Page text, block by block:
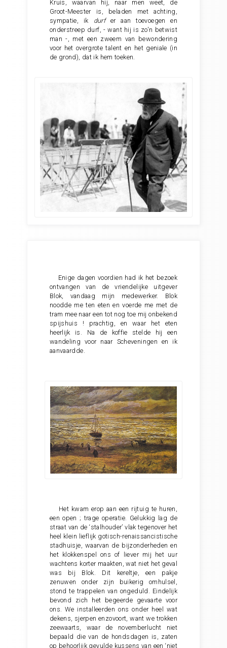
Kruis, waarvan hij, naar men weet, de
Groot-Meester is, beladen met achting,
sympatie, ik durfer aan toevoegen en
onderstreep durf, - want hij is zo'n betwist
man -, met een zweem van bewondering
voor het overgrote talent en het geniale (in
de grond), dat ik hem toeken.
Enige dagen voordien had ik het bezoek
ontvangen van de vriendelijke uitgever
Blok, vandaag mijn medewerker. Blok
noodde me ten eten en voerde me met de
tram mee naar een tot nog toe mij onbekend
spijshuis ! prachtig, en waar het eten
heerlijk is. Na de koffie stelde hij een
wandeling voor naar Scheveningen en ik
aanvaardde.
Het kwam erop aan een rijtuig te huren,
een open ; trage operatie. Gelukkig lag de
straat van de ‘stalhouder’ vlak tegenover het
heel klein lieflijk gotisch-renaissancistische
stadhuisje, waarvan de bijzonderheden en
het klokkenspel ons of liever mij het uur
wachtens korter maakten, wat niet het geval
was bij Blok. Dit kereltje, een pakje
zenuwen onder zijn buikerig omhulsel,
stond te trappelen van ongeduld. Eindelijk
bevond zich het begeerde gevaarte voor
ons. We installeerden ons onder heel wat
dekens, sjerpen enzovoort, want we trokken
zeewaarts, waar de novemberlucht niet
bepaald die van de hondsdagen is, zaten
op behoorlijk gevulde kussens van een ‘niet